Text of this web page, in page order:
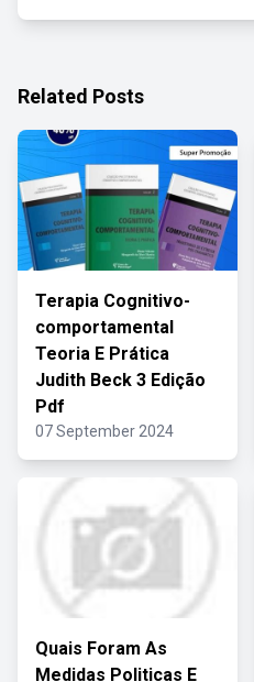
Related Posts
Terapia Cognitivo-
comportamental
Teoria E Prática
Judith Beck 3 Edição
Pdf
07 September 2024
Quais Foram As
Medidas Politicas E